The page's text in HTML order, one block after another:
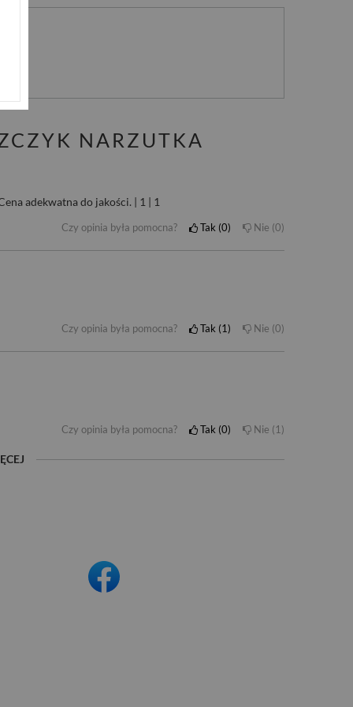
NARZUTKA
adekwatna do jakości. | 1 | 1
Czy opinia była pomocna? Tak 0 Nie 0
Czy opinia była pomocna? Tak 1 Nie 0
Czy opinia była pomocna? Tak 0 Nie 1